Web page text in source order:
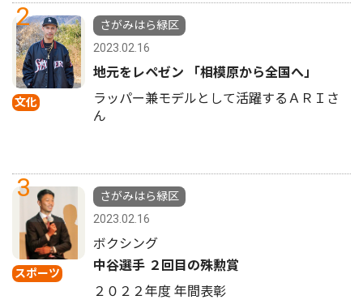
2
文化
さがみはら緑区
2023.02.16
地元をレペゼン 「相模原から全国へ」
ラッパー兼モデルとして活躍するＡＲＩさ
ん
3
スポーツ
さがみはら緑区
2023.02.16
ボクシング
中谷選手 ２回目の殊勲賞
２０２２年度 年間表彰